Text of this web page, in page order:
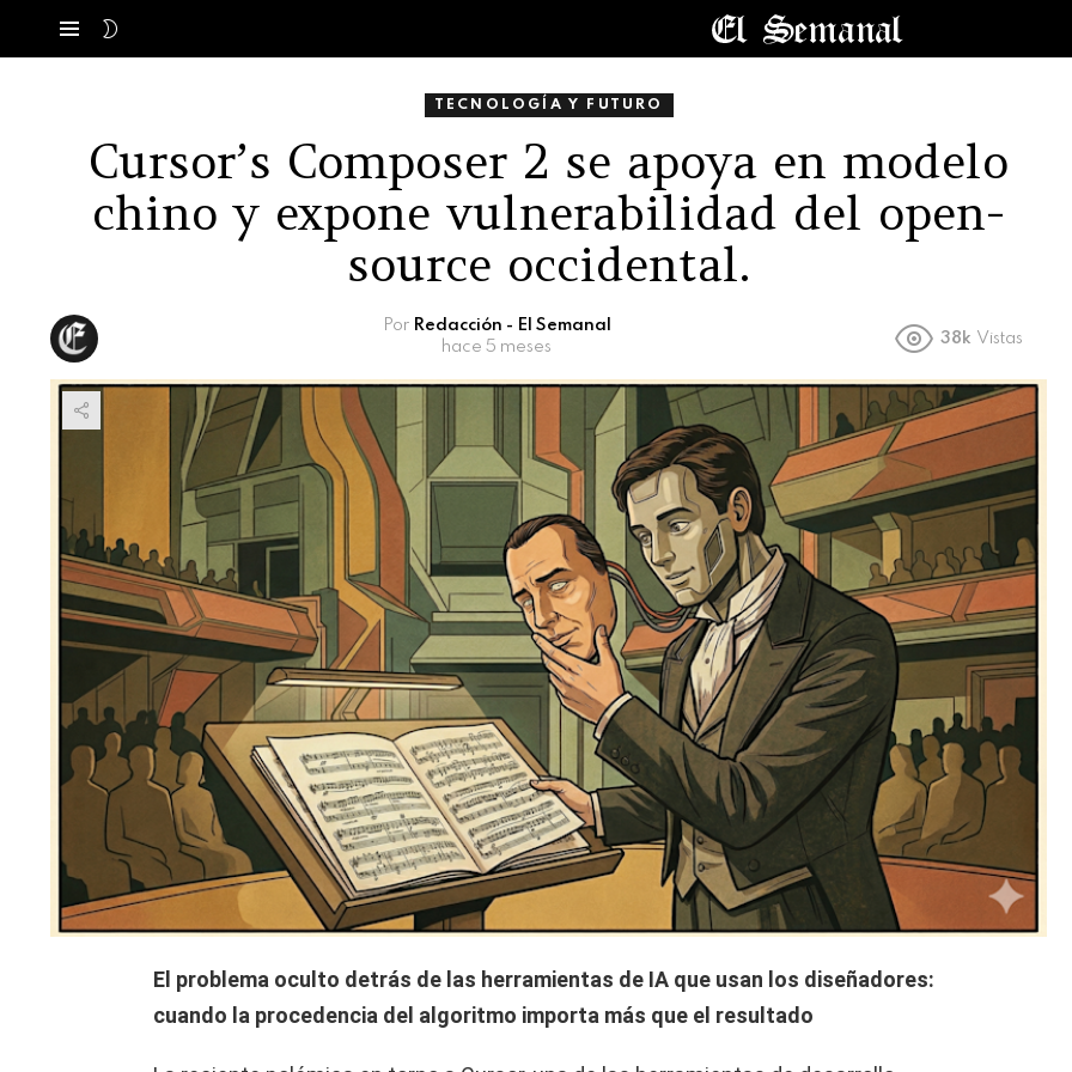
TECNOLOGÍA Y FUTURO
Cursor’s Composer 2 se apoya en modelo
chino y expone vulnerabilidad del open-
source occidental.
Por Redacción - El Semanal
hace 5 meses
38k Vistas
El problema oculto detrás de las herramientas de IA que usan los diseñadores:
cuando la procedencia del algoritmo importa más que el resultado